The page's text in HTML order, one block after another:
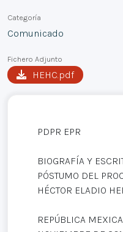
Categoría
Comunicado
Fichero Adjunto
HEHC.pdf
PDPR EPR
BIOGRAFÍA Y
PÓSTUMO DEL
HÉCTOR ELADIO
REPÚBLICA